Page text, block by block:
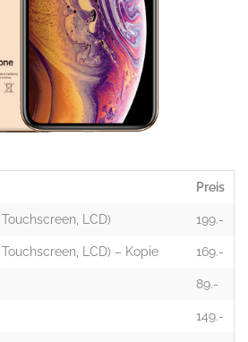
Preis
LCD) 199.-
LCD) – Kopie 169.-
89.-
149.-